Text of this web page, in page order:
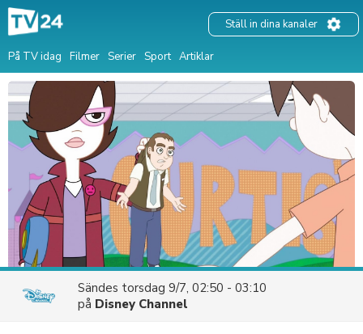
På TV idag Filmer Serier Sport Artiklar
Ställ in dina kanaler
Sändes torsdag 9/7, 02:50 - 03:10
på Disney Channel